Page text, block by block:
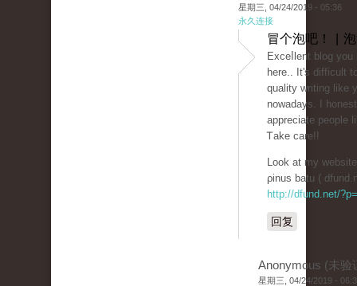
星期三, 04/24/2019 - 05:36
永久连接
冒个泡吧！ |
Exceⅼlent blog you
here.. It's difficult
quality writing like
nowadayѕ. I
apprеciate рeoplе
Ꭲаke care!!
Look at my
ρinus batu (
http://dfund.net/
回复
Anonymous (未验
星期三, 04/24/2019 -